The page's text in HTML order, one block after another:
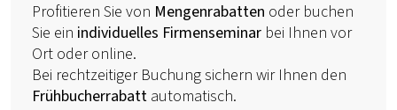
Profitieren Sie von Mengenrabatten oder buchen
Sie ein individuelles Firmenseminar bei Ihnen vor
Ort oder online.
Bei rechtzeitiger Buchung sichern wir Ihnen den
Frühbucherrabatt automatisch.